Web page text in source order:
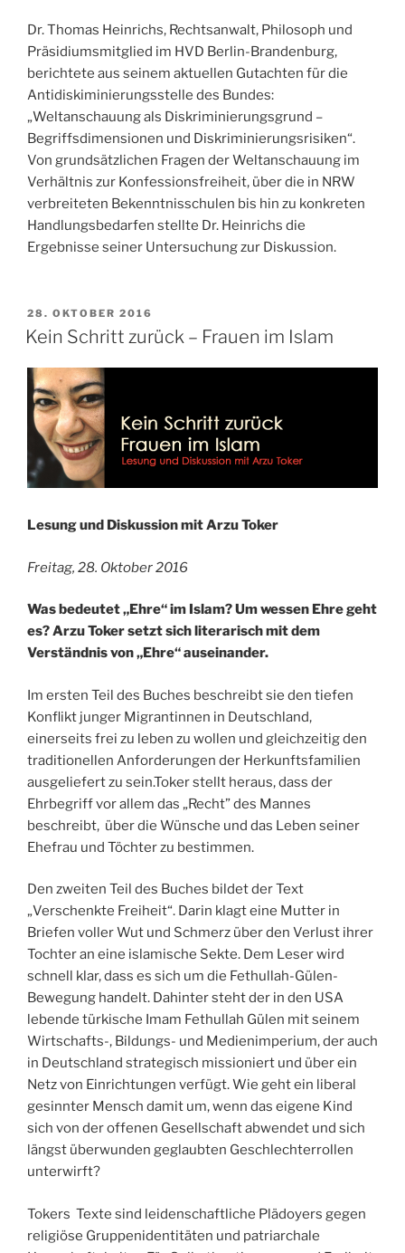
Dr. Thomas Heinrichs, Rechtsanwalt, Philosoph und
Präsidi­ums­mitglied im HVD Berlin-Brandenburg,
berichtete aus seinem aktuellen Gutachten für die
Antidiskiminierungsstelle des Bundes:
„Weltanschauung als Diskrimi­nie­rungs­grund –
Begriffsdimensionen und Diskriminierungsrisiken“.
Von grundsätzlichen Fragen der Weltan­schau­ung im
Verhältnis zur Konfessionsfreiheit, über die in NRW
ver­breit­e­ten Bekenntnisschulen bis hin zu konkreten
Handlungsbedarfen stellte Dr. Heinrichs die
Ergebnisse seiner Untersuchung zur Diskussion.
VERÖFFENTLICHT
AM
28. OKTOBER 2016
Kein Schritt zurück – Frauen im Islam
Lesung und Diskussion mit Arzu Toker
Freitag, 28. Oktober 2016
Was bedeutet „Ehre“ im Islam? Um wessen Ehre geht
es? Arzu Toker setzt sich literarisch mit dem
Verständnis von „Ehre“ auseinander.
Im ersten Teil des Buches beschreibt sie den tiefen
Konflikt junger Migrantinnen in Deutschland,
einerseits frei zu leben zu wollen und gleichzeitig den
traditionellen Anforderungen der Herkunftsfamilien
ausgeliefert zu sein.Toker stellt heraus, dass der
Ehrbegriff vor allem das „Recht” des Mannes
beschreibt, über die Wünsche und das Leben seiner
Ehefrau und Töchter zu bestimmen.
Den zweiten Teil des Buches bildet der Text
„Verschenkte Freiheit“. Darin klagt eine Mutter in
Briefen voller Wut und Schmerz über den Verlust ihrer
Tochter an eine islamische Sekte. Dem Leser wird
schnell klar, dass es sich um die Fethullah-Gülen-
Bewegung handelt. Dahinter steht der in den USA
lebende türkische Imam Fethullah Gülen mit seinem
Wirtschafts-, Bildungs- und Medienimperium, der auch
in Deutschland strategisch missioniert und über ein
Netz von Einrichtungen verfügt. Wie geht ein liberal
gesinnter Mensch damit um, wenn das eigene Kind
sich von der offenen Gesellschaft abwendet und sich
längst überwunden geglaubten Geschlechterrollen
unterwirft?
Tokers Texte sind leidenschaftliche Plädoyers gegen
religiöse Gruppenidentitäten und patriarchale